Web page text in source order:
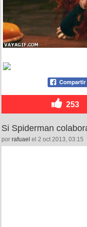
253
Si Spiderman
por rafuael el 2 oct 2013, 03:15